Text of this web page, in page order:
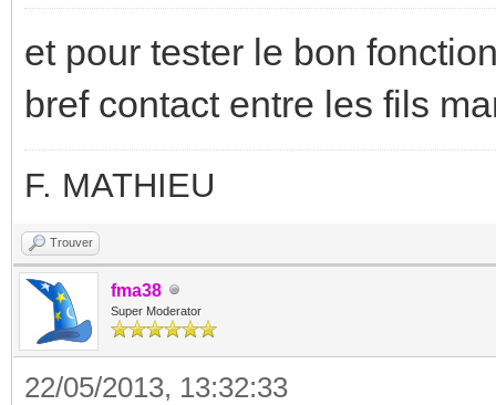
et pour tester le bon
bref contact entre les fils
F. MATHIEU
Trouver
fma38
Super Moderator
22/05/2013, 13:32:33